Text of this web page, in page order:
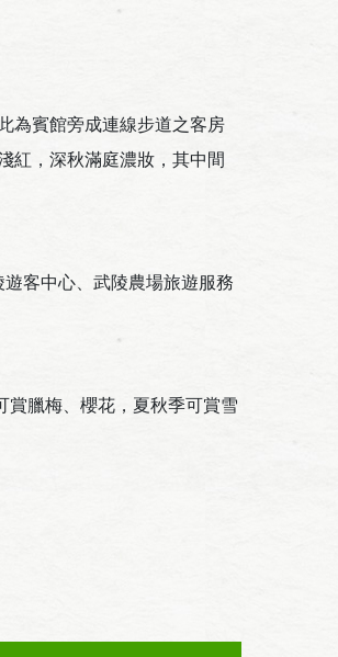
為賓館旁成連線步道之客房
紅，深秋滿庭濃妝，其中間
客中心、武陵農場旅遊服務
臘梅、櫻花，夏秋季可賞雪